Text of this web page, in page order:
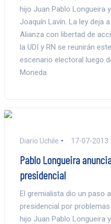
hijo Juan Pablo Longueira
Joaquín Lavín. La ley deja
Alianza con libertad de
la UDI y RN se reunirán
escenario electoral luego
Moneda.
Diario Uchile 17-07-2013
Pablo Longueira
presidencial
El gremialista dio un paso
presidencial por
hijo Juan Pablo Longueira